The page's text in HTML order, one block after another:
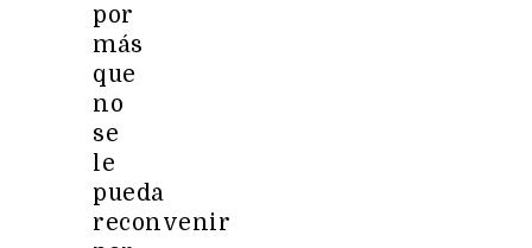
por
más
que
no
se
le
pueda
reconvenir